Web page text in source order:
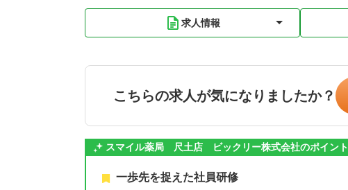
求人情報
こちらの求人が気になりましたか？
スマイル薬局 尺土店 ビックリー株式会社のポイント
一歩先を捉えた社員研修